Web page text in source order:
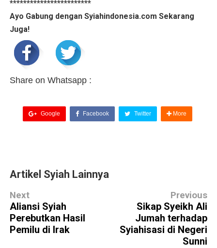
************************
Ayo Gabung dengan Syiahindonesia.com Sekarang
Juga!
Share on Whatsapp :
Google Facebook Twitter More
Artikel Syiah Lainnya
Next
Aliansi Syiah
Perebutkan Hasil
Pemilu di Irak
Previous
Sikap Syeikh Ali
Jumah terhadap
Syiahisasi di Negeri
Sunni